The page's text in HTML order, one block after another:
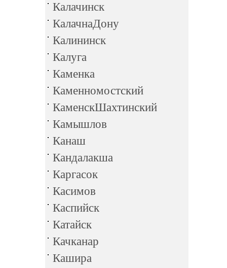
Калачинск
КалачнаДону
Калининск
Калуга
Каменка
Каменномостский
КаменскШахтинский
Камышлов
Канаш
Кандалакша
Каргасок
Касимов
Каспийск
Катайск
Качканар
Кашира